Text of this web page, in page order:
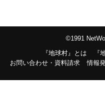
©1991
『地球村』とは
『
お問い合わせ・資料請求
情報